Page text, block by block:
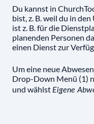
Du kannst in
bist, z. B. weil du in
ist z. B. für die
planenden Personen
einen Dienst zur
Um eine neue
Drop-Down Menü (1)
und wählstEigene